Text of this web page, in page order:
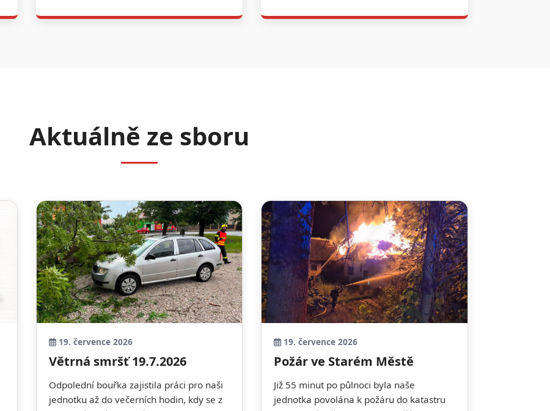
Aktuálně ze sboru
19. července 2026
Větrná smršť 19.7.2026
Odpolední bouřka zajistila práci pro naši
jednotku až do večerních hodin, kdy se z
19. července 2026
Požár ve Starém Městě
Již 55 minut po půlnoci byla naše
jednotka povolána k požáru do katastru